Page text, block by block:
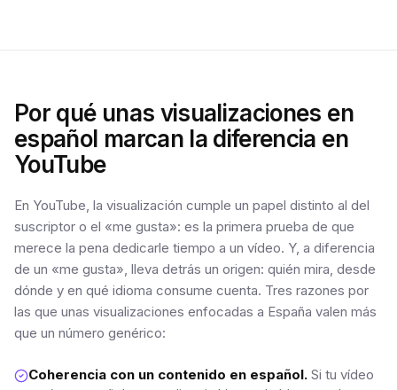
Por qué unas visualizaciones en
español marcan la diferencia en
YouTube
En YouTube, la visualización cumple un papel distinto al del
suscriptor o el «me gusta»: es la primera prueba de que
merece la pena dedicarle tiempo a un vídeo. Y, a diferencia
de un «me gusta», lleva detrás un origen: quién mira, desde
dónde y en qué idioma consume cuenta. Tres razones por
las que unas visualizaciones enfocadas a España valen más
que un número genérico:
Coherencia con un contenido en español. Si tu vídeo